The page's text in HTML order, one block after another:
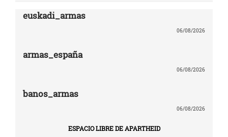
euskadi_armas
06/08/2026
armas_españa
06/08/2026
banos_armas
06/08/2026
ESPACIO LIBRE DE APARTHEID